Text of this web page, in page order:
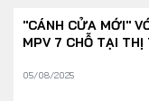
"CÁNH CỬA MỚI"
MPV 7 CHỖ TẠI THỊ
05/08/2025